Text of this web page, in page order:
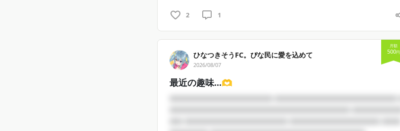
2 1
ひなつきそうFC。ぴな民に愛を込めて
2026/08/07
月額
500円
最近の趣味…🫶